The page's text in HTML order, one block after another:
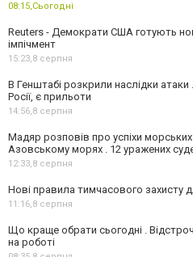
08:15,Сьогодні
Reuters - Демократи США готують
імпічмент
15:23,8 серпня
В Генштабі розкрили наслідки
Росії, є прильоти
14:56,8 серпня
Мадяр розповів про успіхи
Азовському морях . 12 уражених
12:33,8 серпня
Нові правила тимчасового захисту
11:16,8 серпня
Що краще обрати сьогодні .
на роботі